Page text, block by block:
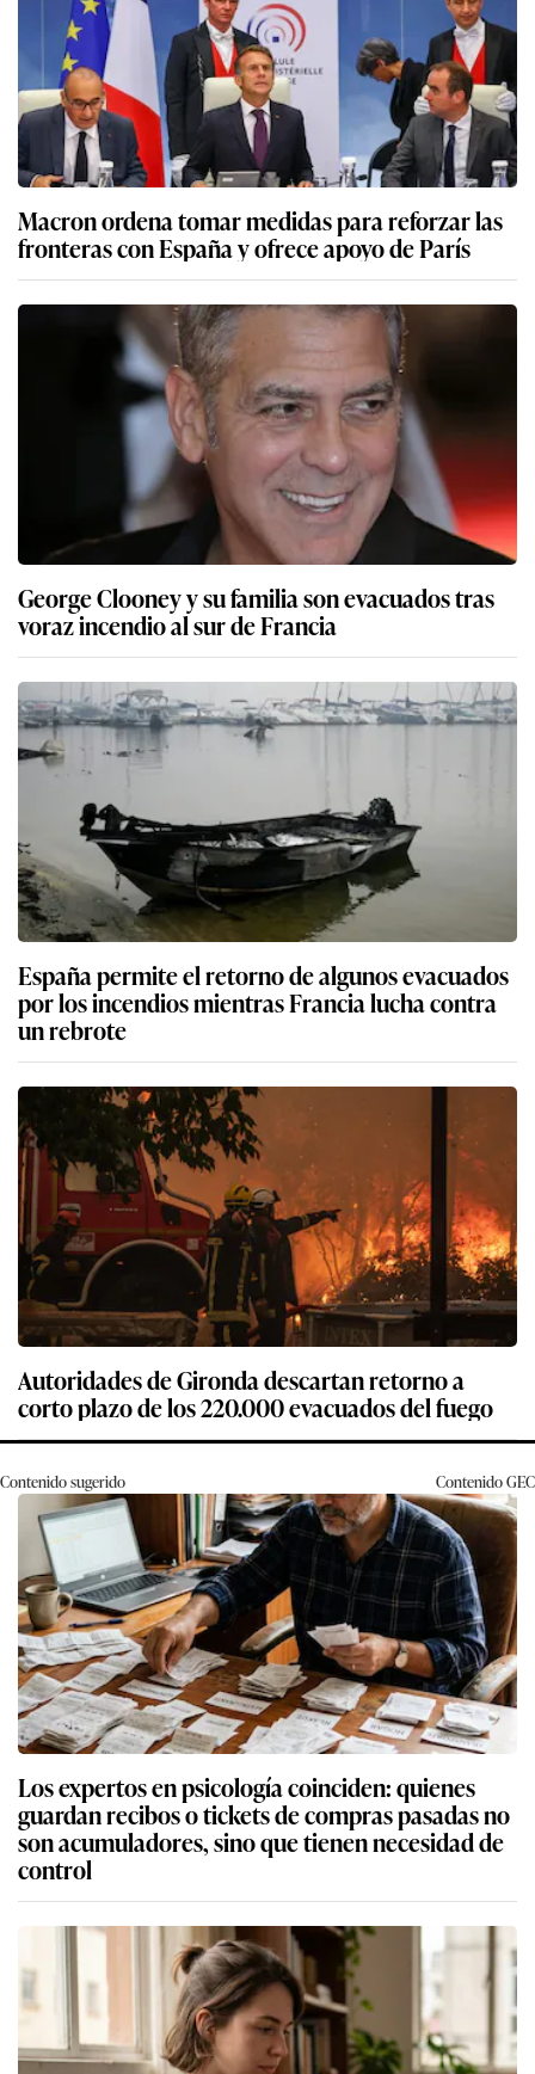
Macron ordena tomar medidas para reforzar las
fronteras con España y ofrece apoyo de París
George Clooney y su familia son evacuados tras
voraz incendio al sur de Francia
España permite el retorno de algunos evacuados
por los incendios mientras Francia lucha contra
un rebrote
Autoridades de Gironda descartan retorno a
corto plazo de los 220.000 evacuados del fuego
Contenido sugerido ContenidoGEC
Los expertos en psicología coinciden: quienes
guardan recibos o tickets de compras pasadas no
son acumuladores, sino que tienen necesidad de
control